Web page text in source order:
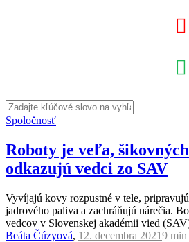
Spoločnosť
Roboty je veľa,
odkazujú vedci zo SAV
Vyvíjajú kovy rozpustné v tele,
jadrového paliva a zachráňujú nárečia.
vedcov v Slovenskej akadémii vied
Beáta Čúzyová, 12. decembra 20219 min